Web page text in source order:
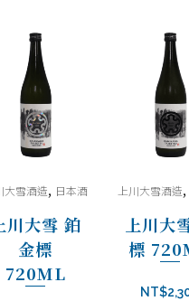
大雪酒造, 日本酒
川大雪 鉑
金標
720ML
上川大雪酒造,
上川大
標
NT$